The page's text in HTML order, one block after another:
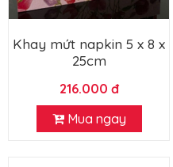
Khay mứt napkin 5 x 8 x
25cm
216.000 đ
Mua ngay